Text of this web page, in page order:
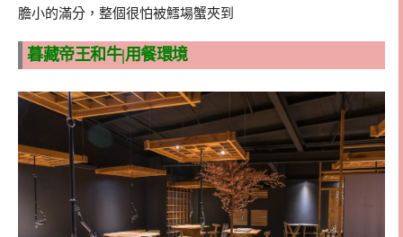
膽小的滿分，整個很怕被鱈場蟹夾到
暮藏帝王和牛|用餐環境